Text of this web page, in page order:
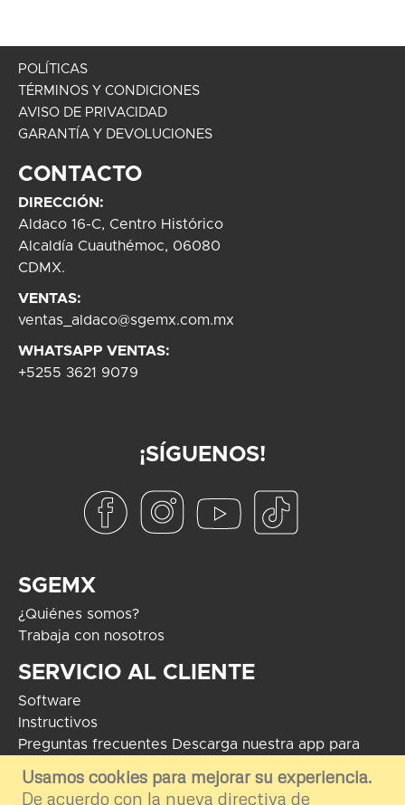
Usamos cookies para mejorar su experiencia.
De acuerdo con la nueva directiva de
POLÍTICAS
TÉRMINOS Y CONDICIONES
AVISO DE PRIVACIDAD
GARANTÍA Y DEVOLUCIONES
CONTACTO
DIRECCIÓN:
Aldaco 16-C, Centro Histórico
Alcaldía Cuauthémoc, 06080
CDMX.
VENTAS:
ventas_aldaco@sgemx.com.mx
WHATSAPP VENTAS:
+5255 3621 9079
¡SÍGUENOS!
SGEMX
¿Quiénes somos?
Trabaja con nosotros
SERVICIO AL CLIENTE
Software
Instructivos
Preguntas frecuentes Descarga nuestra app para
Android
COPYRIGHT 2024 - Soluciones Globales en Electrónica. El uso de